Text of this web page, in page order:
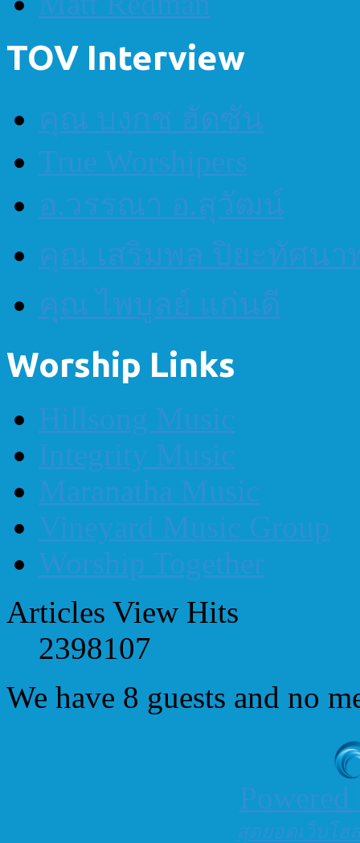
TOV Interview
คุณ บงกช ฮัดซัน
True Worshipers
อ.วรรณา อ.สุวัฒน์
คุณ เสริมพล ปิยะทัศนา
คุณ ไพบูลย์ แก่นดี
Worship Links
Hillsong Music
Integrity Music
Maranatha Music
Vineyard Music Group
Worship Together
Articles View Hits
2398107
We have 8 guests and no
สุดยอดเว็บโ